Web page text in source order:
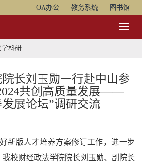
OA办公 教务系统 图书馆
Toggle
学科研
长刘玉勋一行赴中山参
共创高质量发展——
展论坛”调研交流
新版人才培养方案修订工作，进一步
我校财经政法学院院长刘玉勋、副院长